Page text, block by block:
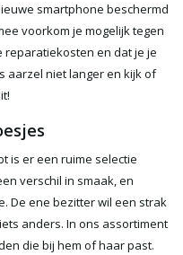
smartphone beschermd
voorkom je mogelijk tegen
en dat je je
aarzel niet langer en kijk of
is er een ruime selectie
verschil in smaak, en
De ene bezitter wil een strak
anders. In ons assortiment
die bij hem of haar past.